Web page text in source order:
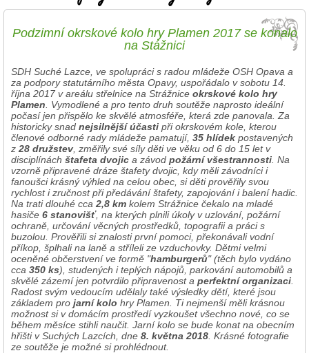
Podzimní okrskové kolo hry Plamen 2017 se konalo
na Stážnici
SDH Suché Lazce, ve spolupráci s radou mládeže OSH Opava a
za podpory statutárního města Opavy, uspořádalo v sobotu 14.
října 2017 v areálu střelnice na Strážnice okrskové kolo hry
Plamen . Vymodlené a pro tento druh soutěže naprosto ideální
počasí jen přispělo ke skvělé atmosféře, která zde panovala. Za
historicky snad nejsilnější účasti při okrskovém kole, kterou
členové odborné rady mládeže pamatují, 35 hlídek postavených
z 28 družstev, změřily své síly děti ve věku od 6 do 15 let v
disciplínách štafeta dvojic a závod požární všestrannosti . Na
vzorně připravené dráze štafety dvojic, kdy měli závodníci i
fanoušci krásný výhled na celou obec, si děti prověřily svou
rychlost i zručnost při předávání štafety, zapojování i balení hadic.
Na trati dlouhé cca 2,8 km kolem Strážnice čekalo na mladé
hasiče 6 stanovišť, na kterých plnili úkoly v uzlování, požární
ochraně, určování věcných prostředků, topografii a práci s
buzolou. Prověřili si znalosti první pomoci, překonávali vodní
příkop, šplhali na laně a stříleli ze vzduchovky. Dětmi velmi
oceněné občerstvení ve formě "hamburgerů" (těch bylo vydáno
cca 350 ks), studených i teplých nápojů, parkování automobilů a
skvělé zázemí jen potvrdilo připravenost a perfektní organizaci
Radost svým vedoucím udělaly také výsledky dětí, které jsou
základem pro jarní kolo hry Plamen. Ti nejmenší měli krásnou
možnost si v domácím prostředí vyzkoušet všechno nové, co se
během měsíce stihli naučit. Jarní kolo se bude konat na obecním
hřišti v Suchých Lazcích, dne 8. května 2018 . Krásné fotografie
ze soutěže je možné si prohlédnout.